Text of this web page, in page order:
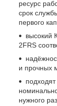
ресурс
срок
первого
высокий
2FRS
и прочных
нужного